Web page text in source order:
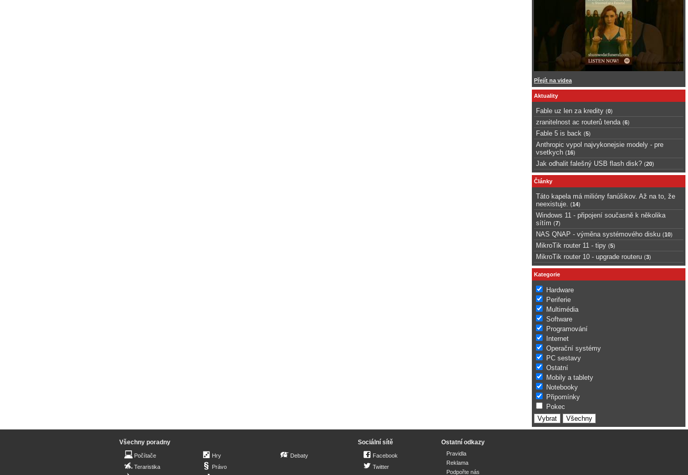
Přejít na videa
Aktuality
Fable uz len za kredity (0)
zranitelnost ac routerů tenda (6)
Fable 5 is back (5)
Anthropic vypol najvykonejsie modely - pre
vsetkych (16)
Jak odhalit falešný USB flash disk? (20)
Články
Táto kapela má milióny fanúšikov. Až na to, že
neexistuje.
(14)
Windows 11 - připojení současně k několika
sítím (7)
NAS QNAP - výměna systémového disku (10)
MikroTik router 11 - tipy (5)
MikroTik router 10 - upgrade routeru (3)
Kategorie
Hardware
Periferie
Multimédia
Software
Programování
Internet
Operační systémy
PC sestavy
Ostatní
Mobily a tablety
Notebooky
Připomínky
Pokec
Všechny poradny
Počítače
Teraristika
Hry
Právo
Debaty
Sociální sítě
Facebook
Twitter
Ostatní odkazy
Pravidla
Reklama
Podpořte nás